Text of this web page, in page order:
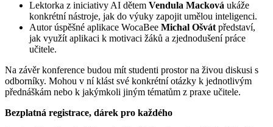
Lektorka z iniciativy AI dětem Vendula Macková ukáže
konkrétní nástroje, jak do výuky zapojit umělou inteligenci.
Autor úspěšné aplikace WocaBee Michal Ošvát představí,
jak využít aplikaci k motivaci žáků a zjednodušení práce
učitele.
Na závěr konference budou mít studenti prostor na živou diskusi s
odborníky. Mohou v ní klást své konkrétní otázky k jednotlivým
přednáškám nebo k jakýmkoli jiným tématům z praxe učitele.
Bezplatná registrace, dárek pro každého